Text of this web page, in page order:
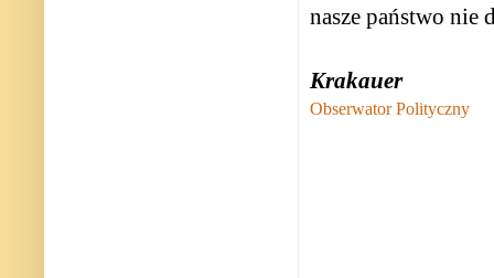
nasze państwo nie
Krakauer
Obserwator Polityczny